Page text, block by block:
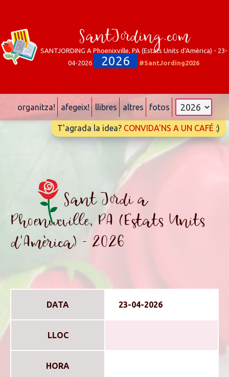
SantJording.com
SANTJORDING A Phoenixville, PA (Estats Units d'Amèrica) - 23-
04-2026
2026 #SantJording2026
organitza! afegeix! llibres altres fotos
T'agrada la idea? CONVIDA'NS A UN CAFÉ :)
Sant Jordi a
Phoenixville, PA (Estats Units
d'Amèrica) - 2026
DATA 23-04-2026
LLOC
HORA